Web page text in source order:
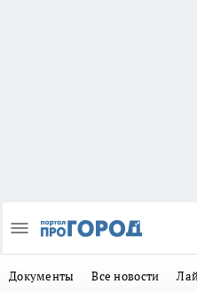
Документы Все новости